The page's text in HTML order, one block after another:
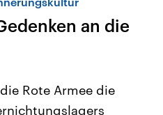
an die
Rote Armee die